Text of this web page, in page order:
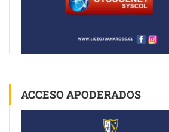
ACCESO APODERADOS